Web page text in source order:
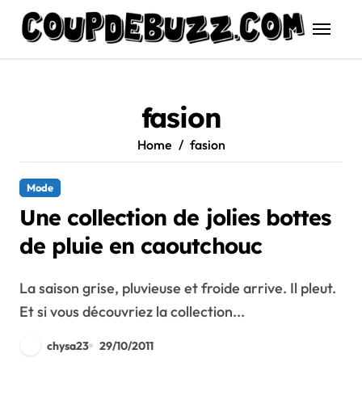
content
fasion
Home fasion
Mode
Une collection de jolies bottes
de pluie en caoutchouc
La saison grise, pluvieuse et froide arrive. Il pleut.
Et si vous découvriez la collection...
chysa23 29/10/2011